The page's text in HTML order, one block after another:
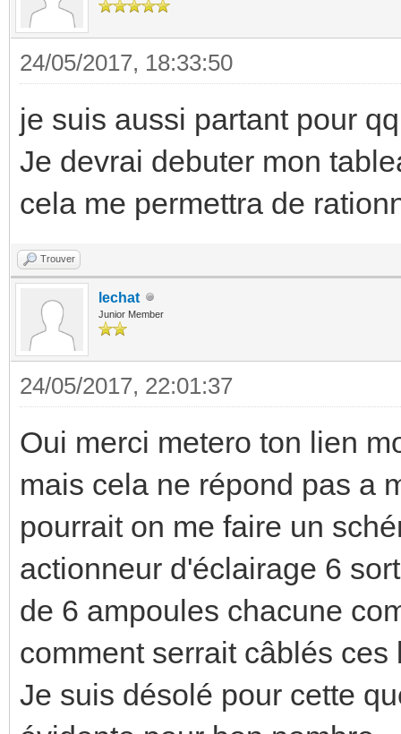
24/05/2017, 18:33:50
je suis aussi partant pour
Je devrai debuter mon
cela me permettra de
Trouver
lechat
Junior Member
24/05/2017, 22:01:37
Oui merci metero ton lien
mais cela ne répond pas a
pourrait on me faire un
actionneur d'éclairage 6
de 6 ampoules chacune
comment serrait câblés
Je suis désolé pour cette